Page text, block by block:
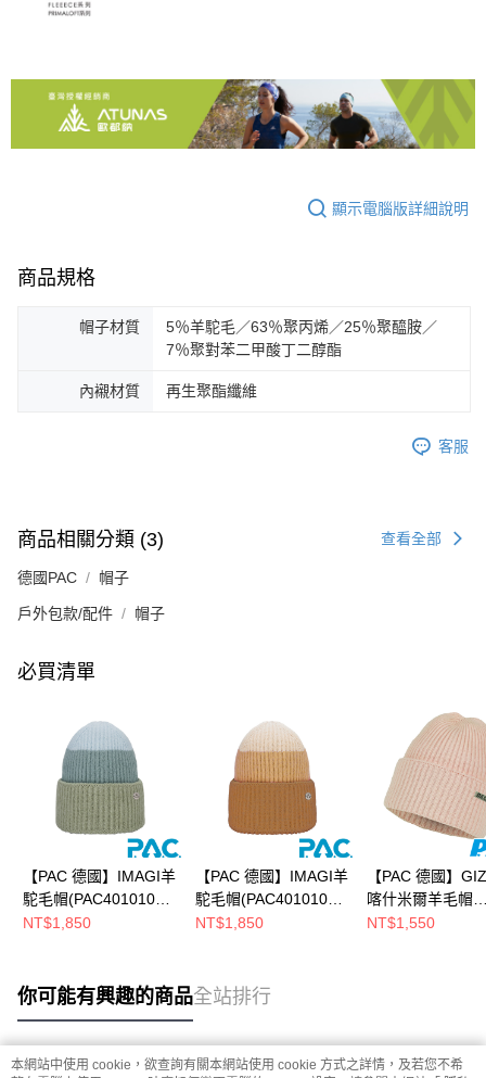
顯示電腦版詳細說明
商品規格
帽子材質
5％羊駝毛／63％聚丙烯／25％聚醯胺／
7％聚對苯二甲酸丁二醇酯
內襯材質 再生聚酯纖維
客服
商品相關分類 (3) 查看全部
德國PAC 帽子
戶外包款/配件 帽子
必買清單
【PAC 德國】IMAGI羊
駝毛帽(PAC40101010
湖藍綠/透氣/保暖/針織
NT$1,850
【PAC 德國】IMAGI羊
駝毛帽(PAC40101010
漸層橘/透氣/保暖/針織
NT$1,850
【PAC 德國】
喀什米爾羊毛帽
(PAC30101012
NT$1,550
你可能有興趣的商品全站排行
本網站中使用 cookie，欲查詢有關本網站使用 cookie 方式之詳情，及若您不希